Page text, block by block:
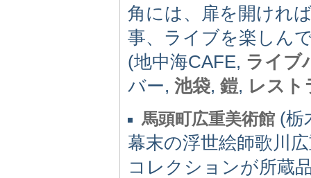
角には、扉を開けれ
事、ライブを楽しん
(地中海CAFE, ライブ
バー, 池袋, 鎧, レスト
馬頭町広重美術館 (栃
幕末の浮世絵師歌川
コレクションが所蔵